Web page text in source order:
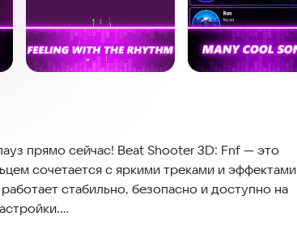
прямо сейчас! Beat Shooter 3D: Fnf — это
сочетается с яркими треками и эффектами
стабильно, безопасно и доступно на